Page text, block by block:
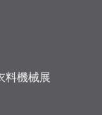
料機械展